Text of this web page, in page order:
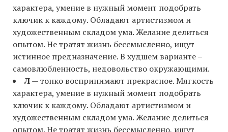
характера, умение в нужный момент подобрать
ключик к каждому. Обладают артистизмом и
художественным складом ума. Желание делиться
опытом. Не тратят жизнь бессмысленно, ищут
истинное предназначение. В худшем варианте –
самовлюбленность, недовольство окружающими.
Л— тонко воспринимают прекрасное. Мягкость
характера, умение в нужный момент подобрать
ключик к каждому. Обладают артистизмом и
художественным складом ума. Желание делиться
опытом. Не тратят жизнь бессмысленно, ищут